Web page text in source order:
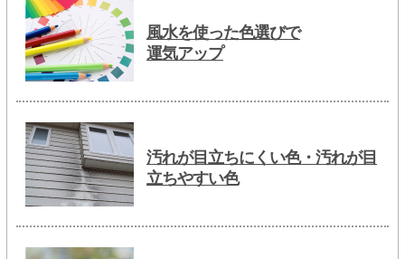
風水を使った色選びで
運気アップ
汚れが目立ちにくい色・汚れが目
立ちやすい色